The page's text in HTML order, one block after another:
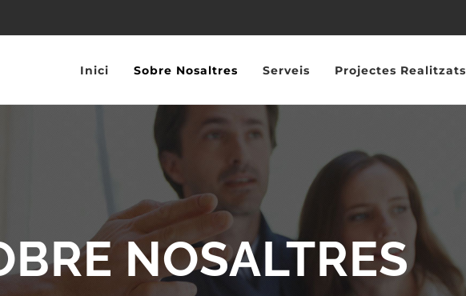
Inici Sobre Nosaltres Serveis Projectes Realitzats
NOSALTRES